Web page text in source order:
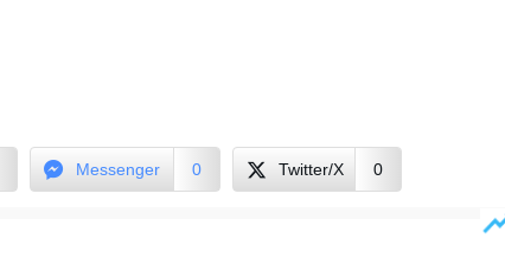
Messenger 0 Twitter/X 0